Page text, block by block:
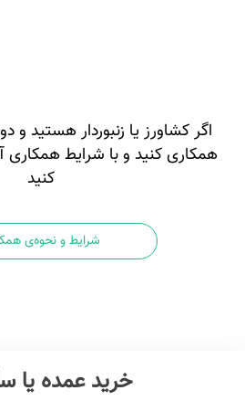
اگر کشاورز یا زنبوردار هستید
همکاری کنید و با شرایط همکاری
کنید
شرایط و نحوه‌ی
خرید عمده یا